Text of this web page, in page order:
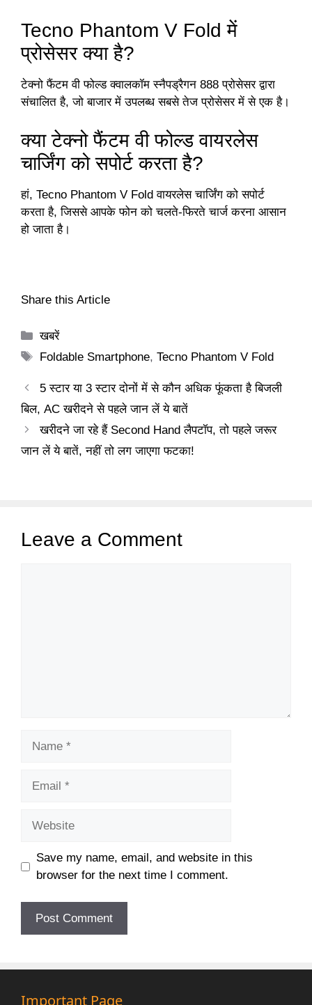
Tecno Phantom V Fold में
प्रोसेसर क्या है?
टेक्नो फैंटम वी फोल्ड क्वालकॉम स्नैपड्रैगन 888 प्रोसेसर द्वारा
संचालित है, जो बाजार में उपलब्ध सबसे तेज प्रोसेसर में से एक है।
क्या टेक्नो फैंटम वी फोल्ड वायरलेस
चार्जिंग को सपोर्ट करता है?
हां, Tecno Phantom V Fold वायरलेस चार्जिंग को सपोर्ट
करता है, जिससे आपके फोन को चलते-फिरते चार्ज करना आसान
हो जाता है।
Share this Article
Categories
खबरें
Tags
Foldable Smartphone,Tecno Phantom V Fold
5 स्टार या 3 स्टार दोनों में से कौन अधिक फूंकता है बिजली
बिल, AC खरीदने से पहले जान लें ये बातें
खरीदने जा रहे हैं Second Hand लैपटॉप, तो पहले जरूर
जान लें ये बातें, नहीं तो लग जाएगा फटका!
Leave a Comment
Save my name, email, and website in this
browser for the next time I comment.
Important Page